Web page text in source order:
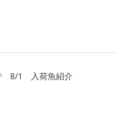
8/1 入荷魚紹介